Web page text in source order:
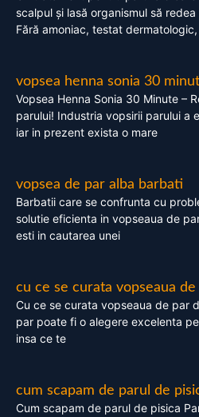
scalpul și lasă organismul să
Fără amoniac, testat
vopsea henna sonia 30
Vopsea Henna Sonia 30 Minute –
parului! Industria vopsirii parului a
iar in prezent exista o mare
vopsea de par alba barbati
Barbatii care se confrunta cu
solutie eficienta in vopseaua de
esti in cautarea unei
cu ce se curata vopseaua
Cu ce se curata vopseaua de par
par poate fi o alegere excelenta
insa ce te
cum scapam de parul de
Cum scapam de parul de pisica